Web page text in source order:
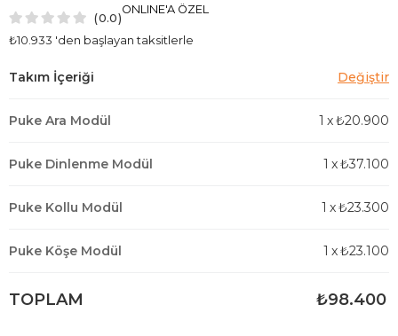
0.0
₺10.933 'den başlayan taksitlerle
ONLINE'A ÖZEL
Puke Ara Modül 1 x₺20.900
Puke Dinlenme Modül 1 x₺37.100
Puke Kollu Modül 1 x₺23.300
Puke Köşe Modül 1 x₺23.100
TOPLAM ₺98.400